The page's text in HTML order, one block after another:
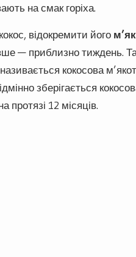
на смак горіха.
відокремити його
— приблизно тиждень.
називається кокосова
зберігається
протязі 12 місяців.